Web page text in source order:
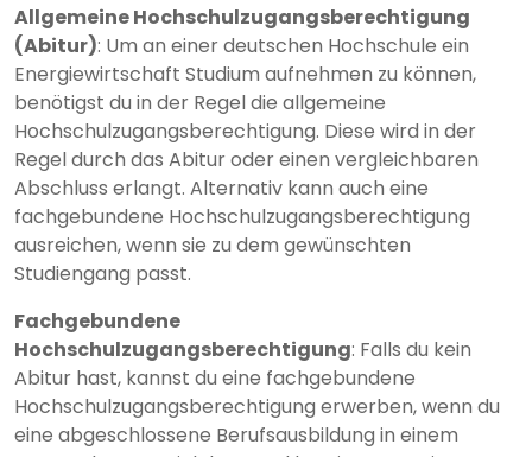
Allgemeine Hochschulzugangsberechtigung
(Abitur): Um an einer deutschen Hochschule ein
Energiewirtschaft Studium aufnehmen zu können,
benötigst du in der Regel die allgemeine
Hochschulzugangsberechtigung. Diese wird in der
Regel durch das Abitur oder einen vergleichbaren
Abschluss erlangt. Alternativ kann auch eine
fachgebundene Hochschulzugangsberechtigung
ausreichen, wenn sie zu dem gewünschten
Studiengang passt.
Fachgebundene
Hochschulzugangsberechtigung: Falls du kein
Abitur hast, kannst du eine fachgebundene
Hochschulzugangsberechtigung erwerben, wenn du
eine abgeschlossene Berufsausbildung in einem